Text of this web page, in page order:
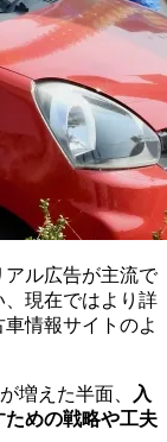
ル広告が主流で
、現在ではより詳
情報サイトのよ
増えた半面、
入
めの戦略や工夫